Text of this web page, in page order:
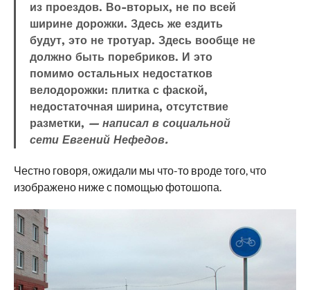
из проездов. Во-вторых, не по всей
ширине дорожки. Здесь же ездить
будут, это не тротуар. Здесь вообще не
должно быть поребриков. И это
помимо остальных недостатков
велодорожки: плитка с фаской,
недостаточная ширина, отсутствие
разметки, — написал в социальной
сети Евгений Нефедов.
Честно говоря, ожидали мы что-то вроде того, что
изображено ниже с помощью фотошопа.